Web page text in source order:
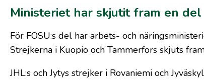
Ministeriet har skjutit fram en
För FOSU:s del har arbets- och
Strejkerna i Kuopio och Tammerfors skjuts
JHL:s och Jytys strejker i Rovaniemi och